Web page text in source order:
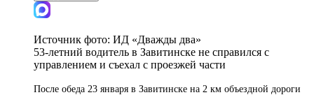
Источник фото: ИД «Дважды два»
53-летний водитель в Завитинске не справился с
управлением и съехал с проезжей части
После обеда 23 января в Завитинске на 2 км объездной дороги